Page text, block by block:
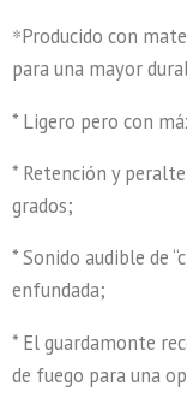
*Producido con
para una mayor
* Ligero pero con
* Retención y
grados;
* Sonido audible de
enfundada;
* El guardamonte
de fuego para una